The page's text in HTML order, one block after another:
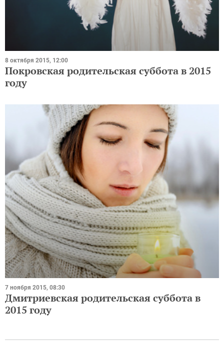
8 октября 2015, 12:00
Покровская родительская суббота в 2015
году
7 ноября 2015, 08:30
Дмитриевская родительская суббота в
2015 году